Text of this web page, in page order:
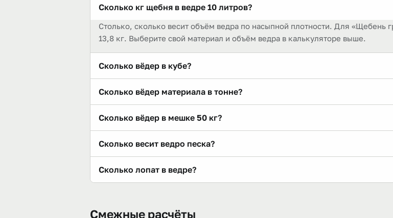
Сколько кг щебня в ведре 10 литров?
Столько, сколько весит объём ведра по насыпной плотности. Для «Щебень
13,8 кг. Выберите свой материал и объём ведра в калькуляторе выше.
Сколько вёдер в кубе?
материала, потому что ведро мерит объём.
Сколько вёдер материала в тонне?
тем больше вёдер в тонне.
Сколько вёдер в мешке 50 кг?
[калькуляторе мешка](/kalkulyator/skolko-v-meshke/).
Сколько весит ведро песка?
насыпной плотности, как и для «Щебень гранит 20–40» (13,8 кг).
Сколько лопат в ведре?
Смежные расчёты